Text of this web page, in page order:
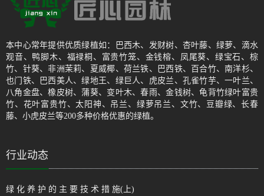
本中心常年提供优质绿植如：巴西木、发财树、杏叶藤、绿萝、滴水
观音、鸭脚木、福禄桐、富贵竹笼、金钱榕、凤尾葵、绿宝石、棕
竹、针葵、非洲茉莉、夏威椰、荷兰铁、巴西铁、百合竹、南洋杉、
也门铁、巴西美人、绿地王、绿巨人、虎皮兰、孔雀竹芋、一叶兰、
八角金盘、橡皮树、蒲葵、变叶木、春雨、金钱树、龟背竹绿叶富贵
竹、花叶富贵竹、太阳神、吊兰、绿萝吊兰、文竹、豆瓣绿、长春
藤、小虎皮兰等200多种价格优惠的绿植。
行业动态
绿 化 养 护 的 主 要 技 术 措 施(上)